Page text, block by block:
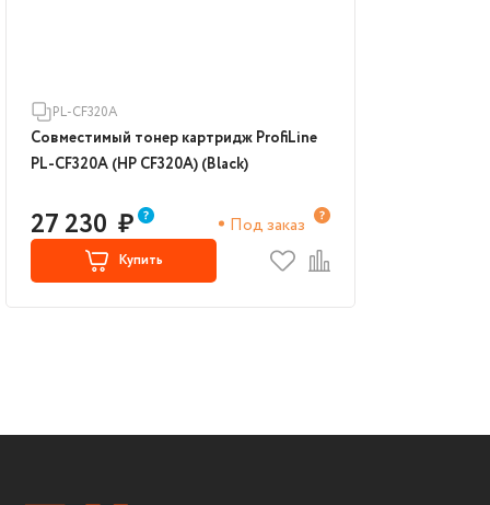
PL-CF320A
Совместимый тонер картридж ProfiLine
PL-CF320A (HP CF320A) (Black)
27 230 ₽ Под заказ
Купить